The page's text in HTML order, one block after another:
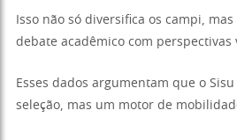
Isso não só diversifica os campi,
debate acadêmico com perspectivas
Esses dados argumentam que o
seleção, mas um motor de